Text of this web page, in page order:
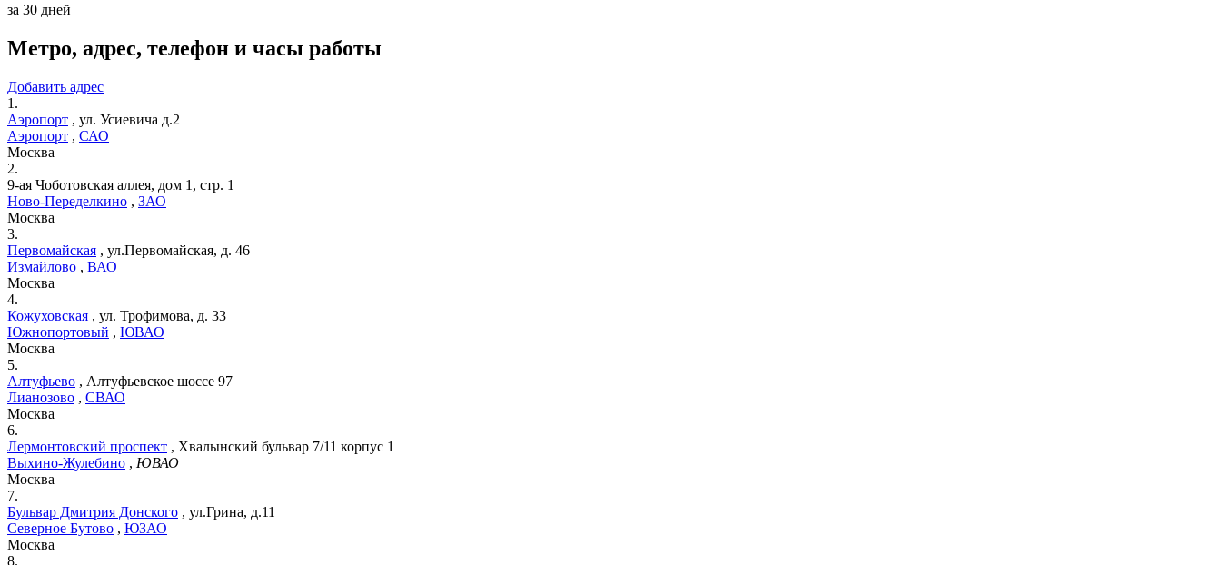
за 30 дней
Метро, адрес, телефон и часы работы
Добавить адрес
1.
Аэропорт , ул. Усиевича д.2
Аэропорт , САО
Москва
2.
9-ая Чоботовская аллея, дом 1, стр. 1
Ново-Переделкино , ЗАО
Москва
3.
Первомайская , ул.Первомайская, д. 46
Измайлово , ВАО
Москва
4.
Кожуховская , ул. Трофимова, д. 33
Южнопортовый , ЮВАО
Москва
5.
Алтуфьево , Алтуфьевское шоссе 97
Лианозово , СВАО
Москва
6.
Лермонтовский проспект , Хвалынский бульвар 7/11 корпус 1
Выхино-Жулебино , ЮВАО
Москва
7.
Бульвар Дмитрия Донского , ул.Грина, д.11
Северное Бутово , ЮЗАО
Москва
8.